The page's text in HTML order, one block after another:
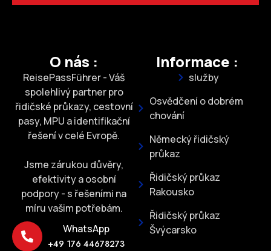
O nás :
ReisePassFührer - Váš
spolehlivý partner pro
řidičské průkazy, cestovní
pasy, MPU a identifikační
řešení v celé Evropě.
Jsme zárukou důvěry,
efektivity a osobní
podpory - s řešeními na
míru vašim potřebám.
WhatsApp
+49 176 44678273
Informace :
služby
Osvědčení o dobrém
chování
Německý řidičský
průkaz
Řidičský průkaz
Rakousko
Řidičský průkaz
Švýcarsko